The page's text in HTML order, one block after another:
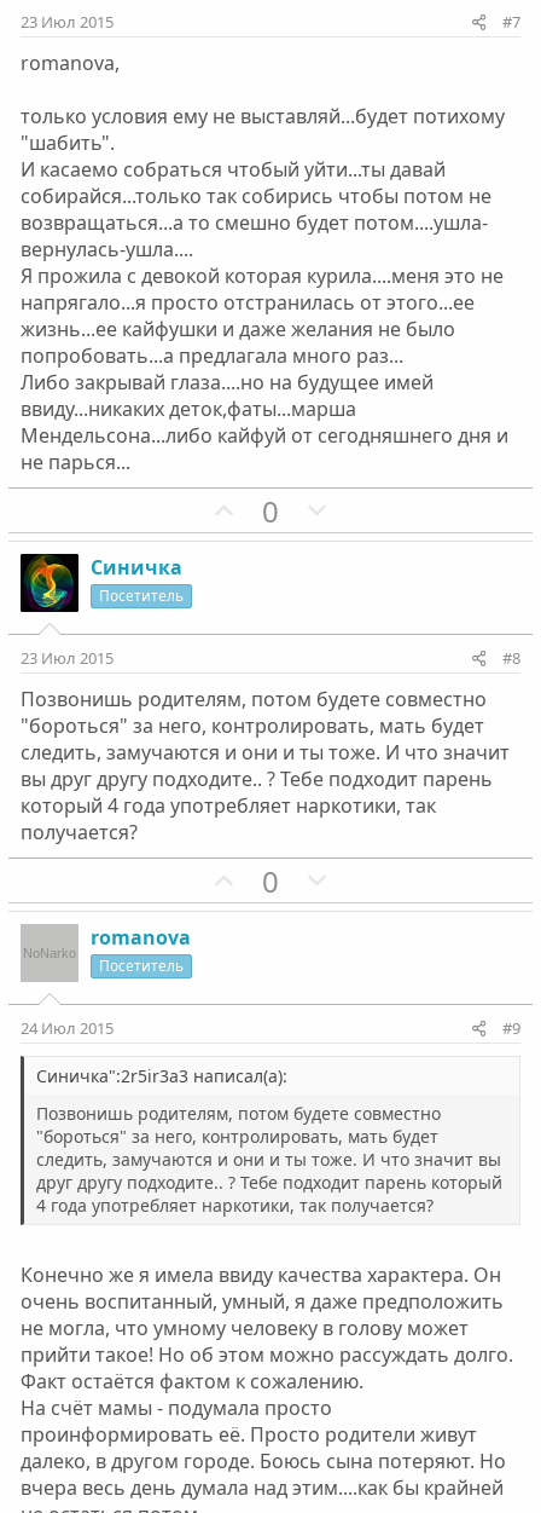
ы
й
г
о
л
с
ы
й
г
о
л
с
23 Июл 2015 #7
romanova,
только условия ему не выставляй...будет потихому
"шабить".
И касаемо собраться чтобый уйти...ты давай
собирайся...только так собирись чтобы потом не
возвращаться...а то смешно будет потом....ушла-
вернулась-ушла....
Я прожила с девокой которая курила....меня это не
напрягало...я просто отстранилась от этого...ее
жизнь...ее кайфушки и даже желания не было
попробовать...а предлагала много раз...
Либо закрывай глаза....но на будущее имей
ввиду...никаких деток,фаты...марша
Мендельсона...либо кайфуй от сегодняшнего дня и
не парься...
П
о
т
н
ы
й
г
л
с
0
е
т
н
ы
й
г
л
с
Синичка
Посетитель
23 Июл 2015 #8
Позвонишь родителям, потом будете совместно
"бороться" за него, контролировать, мать будет
следить, замучаются и они и ты тоже. И что значит
вы друг другу подходите.. ? Тебе подходит парень
который 4 года употребляет наркотики, так
получается?
П
о
т
н
ы
й
г
о
с
0
е
т
ы
й
г
о
с
romanova
Посетитель
24 Июл 2015 #9
Синичка":2r5ir3a3 написал(а):
Позвонишь родителям, потом будете совместно
"бороться" за него, контролировать, мать будет
следить, замучаются и они и ты тоже. И что значит вы
друг другу подходите.. ? Тебе подходит парень который
4 года употребляет наркотики, так получается?
Конечно же я имела ввиду качества характера. Он
очень воспитанный, умный, я даже предположить
не могла, что умному человеку в голову может
прийти такое! Но об этом можно рассуждать долго.
Факт остаётся фактом к сожалению.
На счёт мамы - подумала просто
проинформировать её. Просто родители живут
далеко, в другом городе. Боюсь сына потеряют. Но
вчера весь день думала над этим....как бы крайней